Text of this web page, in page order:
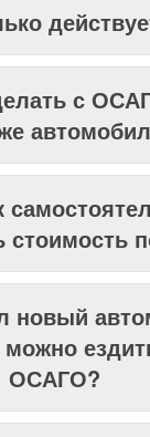
с
стоимость
новый
ОСАГО?